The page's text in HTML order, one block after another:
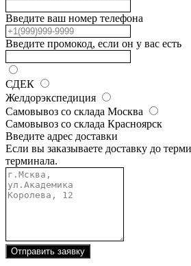
Введите ваш номер телефона
Введите промокод, если он у вас есть
СДЕК
Желдорэкспедиция
Самовывоз со склада Москва
Самовывоз со склада Красноярск
Введите адрес доставки
Если вы заказываете доставку до
терминала.
Отправить заявку